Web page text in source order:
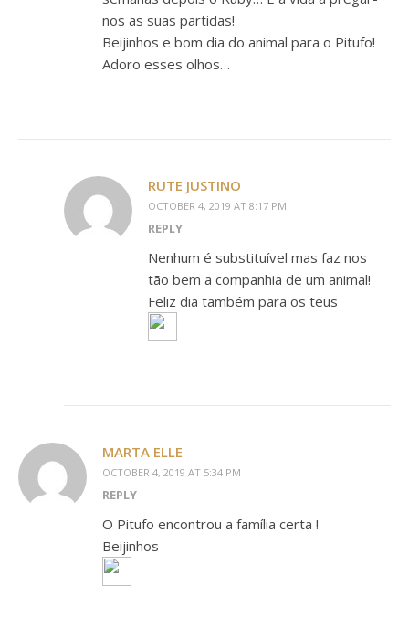
nos as suas partidas!
Beijinhos e bom dia do animal para o Pitufo!
Adoro esses olhos…
RUTE JUSTINO
OCTOBER 4, 2019 AT 8:17 PM
REPLY
Nenhum é substituível mas faz nos
tão bem a companhia de um animal!
Feliz dia também para os teus
MARTA ELLE
OCTOBER 4, 2019 AT 5:34 PM
REPLY
O Pitufo encontrou a família certa !
Beijinhos